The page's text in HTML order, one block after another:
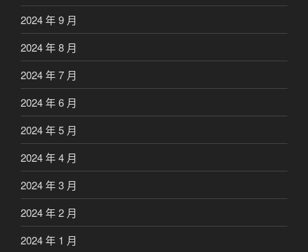
2024 年 9 月
2024 年 8 月
2024 年 7 月
2024 年 6 月
2024 年 5 月
2024 年 4 月
2024 年 3 月
2024 年 2 月
2024 年 1 月